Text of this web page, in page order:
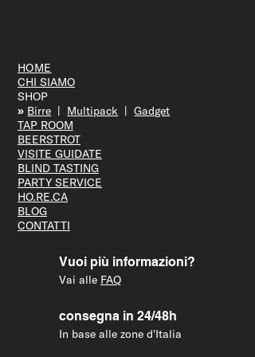
HOME
CHI SIAMO
SHOP
» Birre Multipack |Gadget
TAP ROOM
BEERSTROT
VISITE GUIDATE
BLIND TASTING
PARTY SERVICE
HO.RE.CA
BLOG
CONTATTI
Vuoi più informazioni?
Vai alle FAQ
consegna in 24/48h
In base alle zone d'Italia